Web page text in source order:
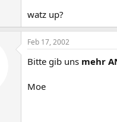
watz up?
Feb 17, 2002
Bitte gib uns mehr
Moe